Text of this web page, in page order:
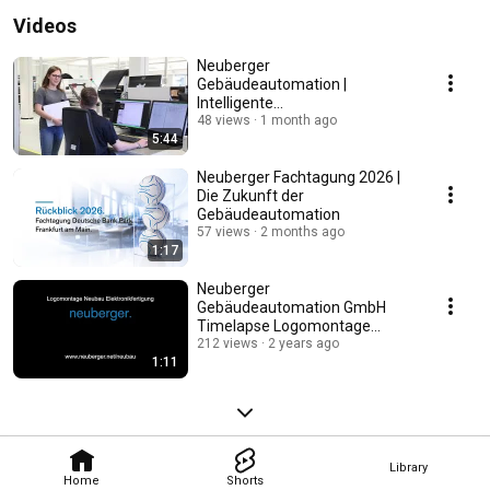
Home Shorts
Library
Videos
5:44
Neuberger
Gebäudeautomation |
Intelligente
Gebäudeautomation aus einer
48 views 1 month ago
1:17
Neuberger Fachtagung 2026 |
Die Zukunft der
Gebäudeautomation
57 views 2 months ago
1:11
Neuberger
Gebäudeautomation GmbH
Timelapse Logomontage
Neubau Elektronikfertigung
212 views 2 years ago